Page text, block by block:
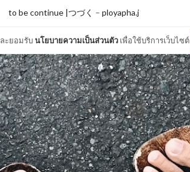
ะยอมรับนโยบายความเป็นส่วนตัว เพื่อใช้บริการเว็บไซต์
to be continue |つづく – ployapha.j